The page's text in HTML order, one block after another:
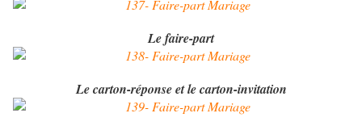
Le faire-part
Le carton-réponse et le carton-invitation